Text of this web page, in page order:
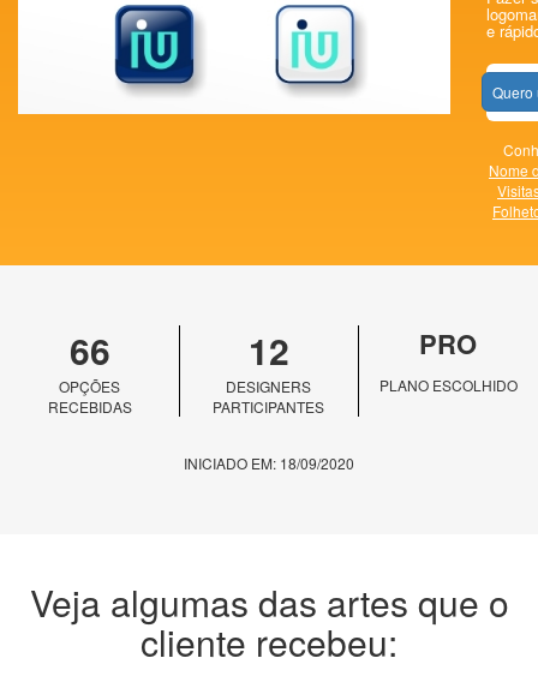
e
Quero
Nome
66
OPÇÕES
RECEBIDAS
12
DESIGNERS
PARTICIPANTES
PRO
PLANO ESCOLHIDO
INICIADO EM: 18/09/2020
Veja algumas das artes que o
cliente recebeu: